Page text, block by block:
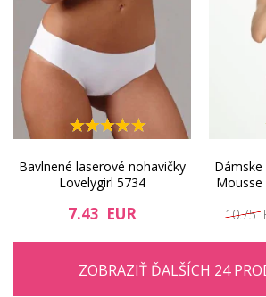
Bavlnené laserové nohavičky
Lovelygirl 5734
7.43 EUR
Mousse
10.75
ZOBRAZIŤ ĎALŠÍCH 24